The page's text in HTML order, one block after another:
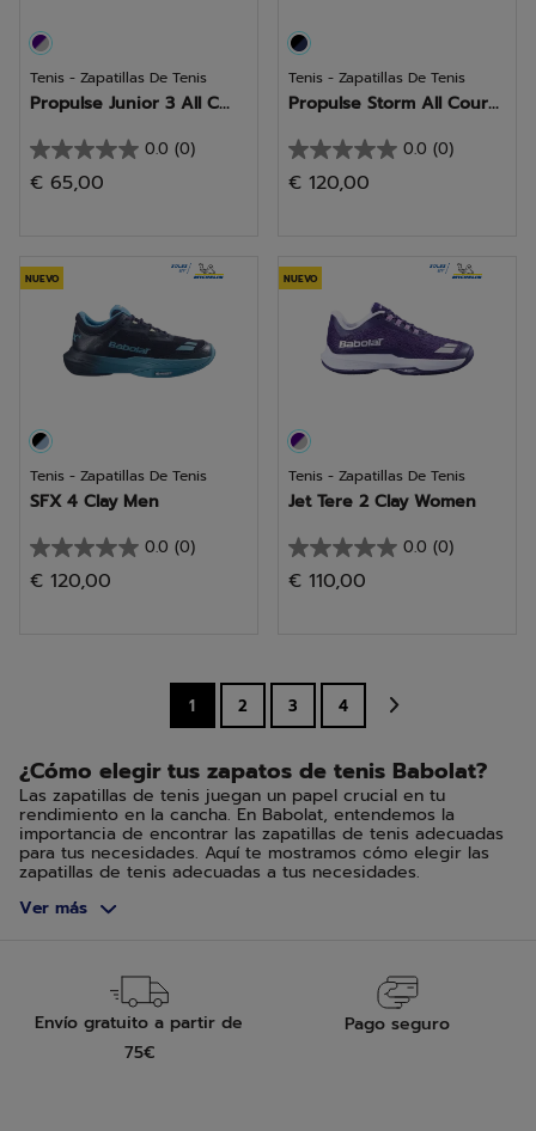
Tenis - Zapatillas De Tenis
Propulse Junior 3 All C...
0.0 (0)
0.0
de
€ 65,00
Tenis - Zapatillas De Tenis
Propulse Storm All Cour...
0.0 (0)
0.0
de
€ 120,00
NUEVO
Tenis - Zapatillas De Tenis
SFX 4 Clay Men
0.0 (0)
0.0
de
€ 120,00
NUEVO
Tenis - Zapatillas De Tenis
Jet Tere 2 Clay Women
0.0 (0)
0.0
de
€ 110,00
1 2 3 4
¿Cómo elegir tus zapatos de tenis Babolat?
Las zapatillas de tenis juegan un papel crucial en tu
rendimiento en la cancha. En Babolat, entendemos la
importancia de encontrar las zapatillas de tenis adecuadas
para tus necesidades. Aquí te mostramos cómo elegir las
zapatillas de tenis adecuadas a tus necesidades.
Según el tipo de superficie de la cancha de tenis
duras, opta por zapatillas que ofrezcan mayor durabilidad y
soporte. Las superficies de césped y arcilla requieren
zapatillas con buen agarre y capacidad para deslizarse de
manera controlada.
Ver más
Envío gratuito a partir de
75€
Pago seguro